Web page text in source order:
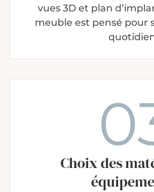
vues 3D et plan
meuble est pensé pour
Choix des